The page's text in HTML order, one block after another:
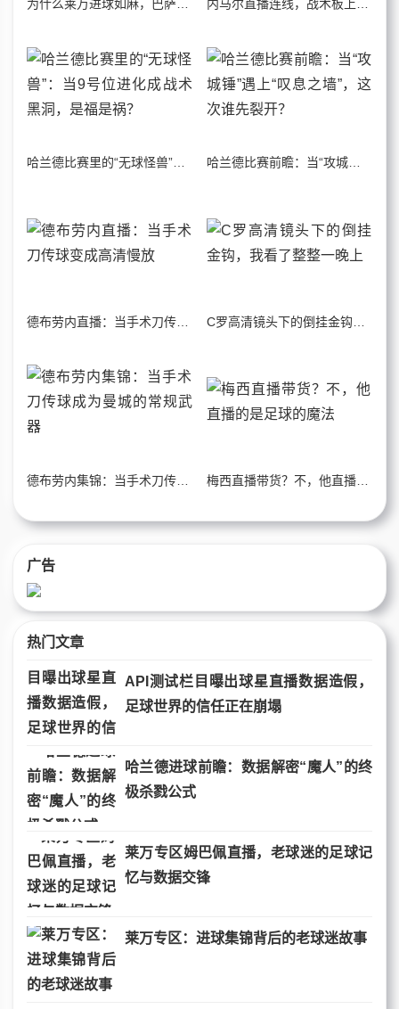
哈兰德比赛里的“无球怪兽”：当9号位进化成战术黑洞，是福是祸？ 哈兰德比赛前瞻：当“攻城锤”遇上“叹息之墙”，这次谁先裂开？
梅西直播带货？不，他直播的是足球的魔法
广告
热门文章
API测试栏目曝出球星直播数据造假，
足球世界的信任正在崩塌
哈兰德进球前瞻：数据解密“魔人”的终
极杀戮公式
莱万专区姆巴佩直播，老球迷的足球记
忆与数据交锋
莱万专区：进球集锦背后的老球迷故事